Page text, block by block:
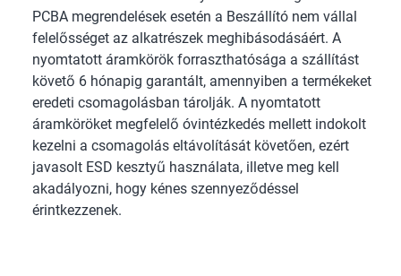
PCBA megrendelések esetén a Beszállító nem vállal
felelősséget az alkatrészek meghibásodásáért. A
nyomtatott áramkörök forraszthatósága a szállítást
követő 6 hónapig garantált, amennyiben a termékeket
eredeti csomagolásban tárolják. A nyomtatott
áramköröket megfelelő óvintézkedés mellett indokolt
kezelni a csomagolás eltávolítását követően, ezért
javasolt ESD kesztyű használata, illetve meg kell
akadályozni, hogy kénes szennyeződéssel
érintkezzenek.